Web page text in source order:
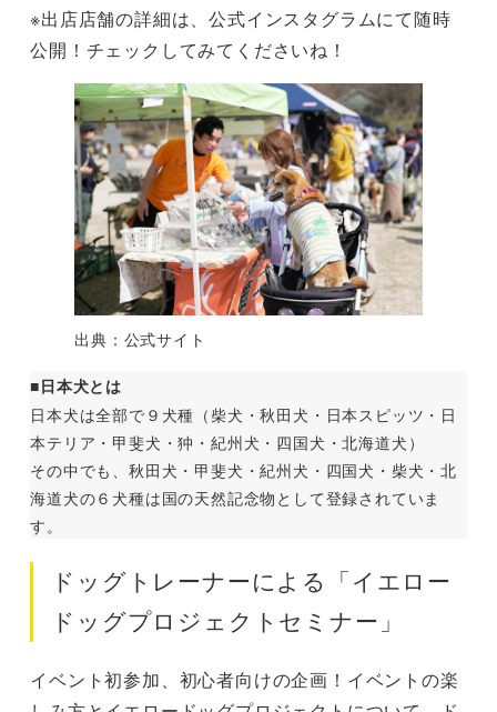
※出店店舗の詳細は、公式インスタグラムにて随時
公開！チェックしてみてくださいね！
出典：公式サイト
■日本犬とは
日本犬は全部で９犬種（柴犬・秋田犬・日本スピッツ・日
本テリア・甲斐犬・狆・紀州犬・四国犬・北海道犬）
その中でも、秋田犬・甲斐犬・紀州犬・四国犬・柴犬・北
海道犬の６犬種は国の天然記念物として登録されていま
す。
ドッグトレーナーによる「イエロー
ドッグプロジェクトセミナー」
イベント初参加、初心者向けの企画！イベントの楽